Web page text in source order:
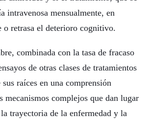
intravenosa mensualmente, en
o retrasa el deterioro cognitivo.
combinada con la tasa de fracaso
de otras clases de tratamientos
raíces en una comprensión
mecanismos complejos que dan lugar
trayectoria de la enfermedad y la